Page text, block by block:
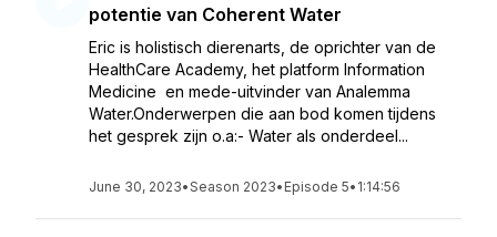
potentie van Coherent Water
Eric is holistisch dierenarts, de oprichter van de
HealthCare Academy, het platform Information
Medicine en mede-uitvinder van Analemma
Water.Onderwerpen die aan bod komen tijdens
het gesprek zijn o.a:- Water als onderdeel...
June 30, 2023•Season 2023• Episode 5• 1:14:56